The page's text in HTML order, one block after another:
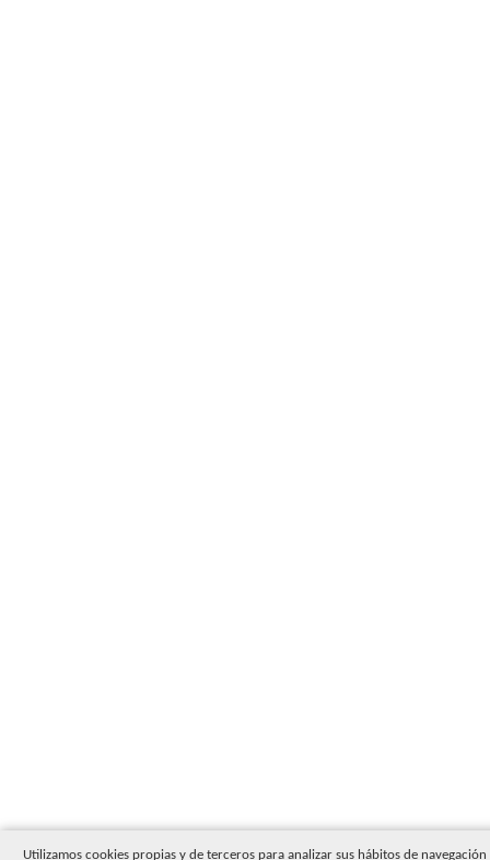
Utilizamos cookies propias y de terceros para analizar sus hábitos de